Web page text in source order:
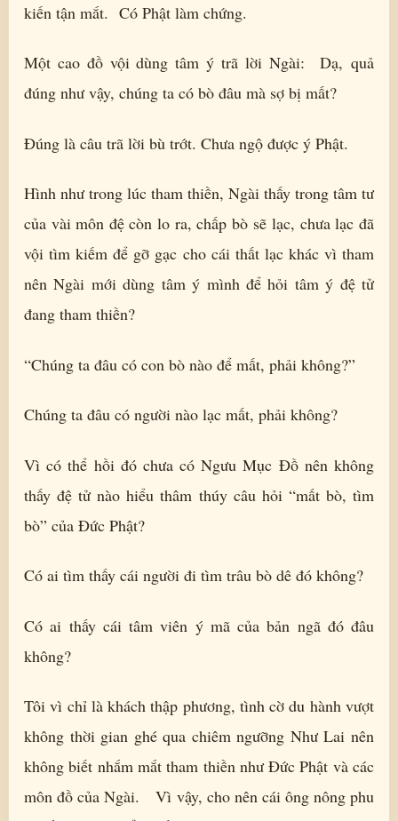
kiến tận mắt. Có Phật làm chứng.
Một cao đồ vội dùng tâm ý trã lời Ngài: Dạ, quả
đúng như vậy, chúng ta có bò đâu mà sợ bị mất?
Đúng là câu trã lời bù trớt. Chưa ngộ được ý Phật.
Hình như trong lúc tham thiền, Ngài thấy trong tâm tư
của vài môn đệ còn lo ra, chấp bò sẽ lạc, chưa lạc đã
vội tìm kiếm để gỡ gạc cho cái thất lạc khác vì tham
nên Ngài mới dùng tâm ý mình để hỏi tâm ý đệ tử
đang tham thiền?
“Chúng ta đâu có con bò nào để mất, phải không?”
Chúng ta đâu có người nào lạc mất, phải không?
Vì có thể hồi đó chưa có Ngưu Mục Đồ nên không
thấy đệ tử nào hiểu thâm thúy câu hỏi “mất bò, tìm
bò” của Đức Phật?
Có ai tìm thấy cái người đi tìm trâu bò dê đó không?
Có ai thấy cái tâm viên ý mã của bản ngã đó đâu
không?
Tôi vì chỉ là khách thập phương, tình cờ du hành vượt
không thời gian ghé qua chiêm ngưỡng Như Lai nên
không biết nhắm mắt tham thiền như Đức Phật và các
môn đồ của Ngài. Vì vậy, cho nên cái ông nông phu